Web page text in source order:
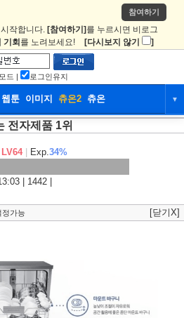
참여하기
작합니다. [참여하기] 를 누르시면 비로그
기회 를 노려보세요! [다시보지 않기 ]
드 | 로그인유지
웹툰 이미지 츄온2 츄온 ▼
커뮤니티
츄온2
전자제품 1위
LV64 Exp.34%
| 1442 |
정가능 [닫기X]